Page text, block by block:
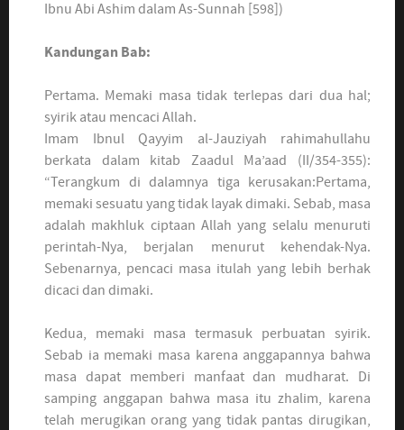
Ibnu Abi Ashim dalam As-Sunnah [598])
Kandungan Bab:
Pertama. Memaki masa tidak terlepas dari dua hal;
syirik atau mencaci Allah.
Imam Ibnul Qayyim al-Jauziyah rahimahullahu
berkata dalam kitab Zaadul Ma’aad (II/354-355):
“Terangkum di dalamnya tiga kerusakan:Pertama,
memaki sesuatu yang tidak layak dimaki. Sebab, masa
adalah makhluk ciptaan Allah yang selalu menuruti
perintah-Nya, berjalan menurut kehendak-Nya.
Sebenarnya, pencaci masa itulah yang lebih berhak
dicaci dan dimaki.
Kedua, memaki masa termasuk perbuatan syirik.
Sebab ia memaki masa karena anggapannya bahwa
masa dapat memberi manfaat dan mudharat. Di
samping anggapan bahwa masa itu zhalim, karena
telah merugikan orang yang tidak pantas dirugikan,